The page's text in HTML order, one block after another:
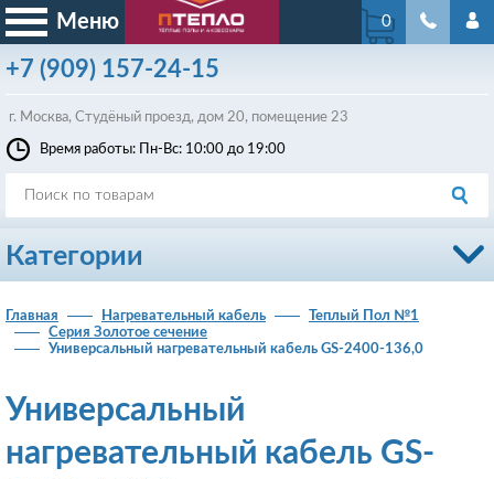
Меню
+7 (909) 157-24-15
г. Москва, Студёный проезд, дом 20, помещение 23
0
Время работы: Пн-Вс: 10:00 до 19:00
Категории
Главная Нагревательный кабель
Теплый Пол №1
Серия Золотое сечение
Универсальный нагревательный кабель GS-2400-136,0
Универсальный
нагревательный кабель GS-